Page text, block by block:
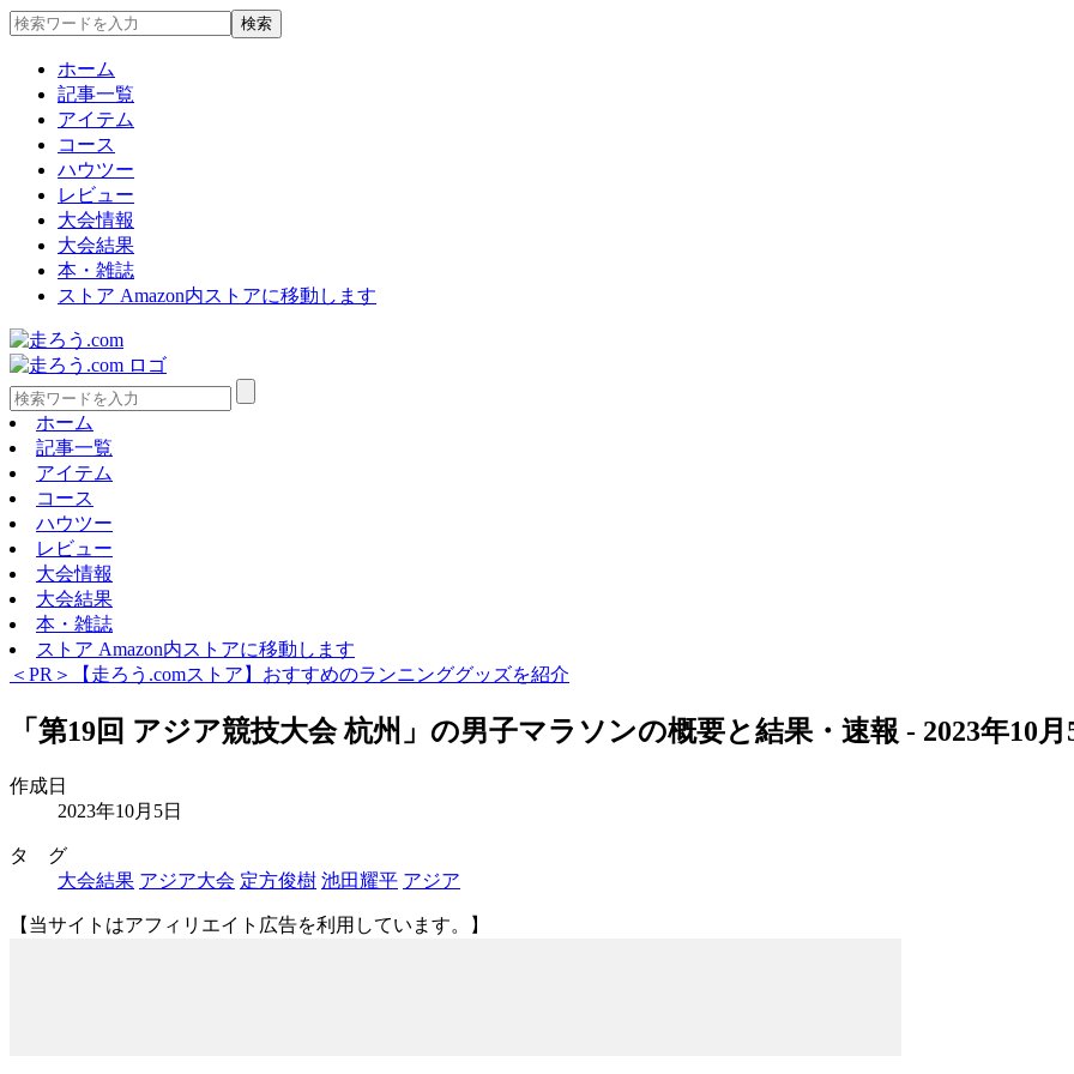
ホーム
記事一覧
アイテム
コース
ハウツー
レビュー
大会情報
大会結果
本・雑誌
ストア Amazon内ストアに移動します
ホーム
記事一覧
アイテム
コース
ハウツー
レビュー
大会情報
大会結果
本・雑誌
ストア Amazon内ストアに移動します
＜PR＞【走ろう.comストア】おすすめのランニンググッズを紹介
「第19回 アジア競技大会 杭州」の男子マラソンの概要と結果・速報 - 2023年10
作成日
2023年10月5日
タ グ
大会結果 アジア大会 定方俊樹 池田耀平 アジア
【当サイトはアフィリエイト広告を利用しています。】